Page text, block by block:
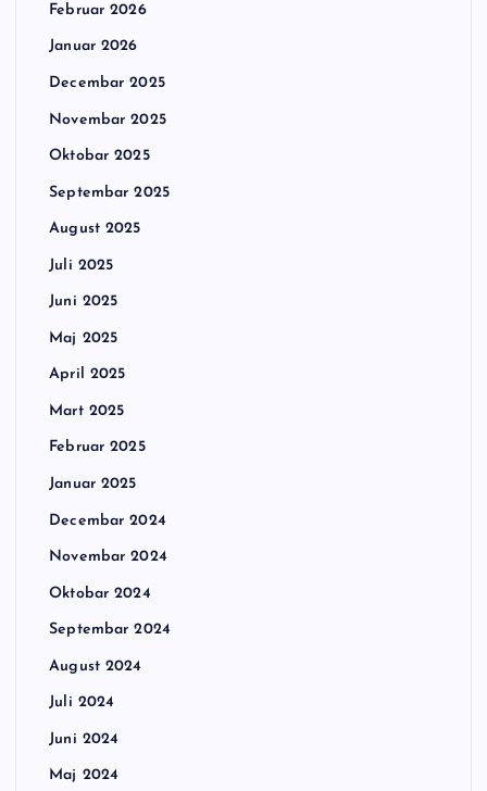
Februar 2026
Januar 2026
Decembar 2025
Novembar 2025
Oktobar 2025
Septembar 2025
August 2025
Juli 2025
Juni 2025
Maj 2025
April 2025
Mart 2025
Februar 2025
Januar 2025
Decembar 2024
Novembar 2024
Oktobar 2024
Septembar 2024
August 2024
Juli 2024
Juni 2024
Maj 2024